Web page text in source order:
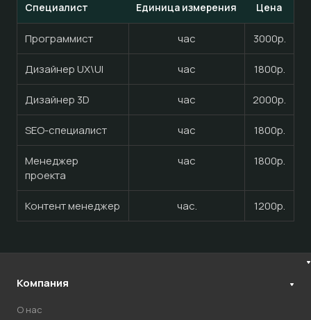
Специалист Единица измерения Цена
Программист час 3000р.
Дизайнер UX\UI час 1800р.
Дизайнер 3D час 2000р.
SEO-специалист час 1800р.
Менеджер
проекта
час 1800р.
Контент менеджер час. 1200р.
Компания
О нас